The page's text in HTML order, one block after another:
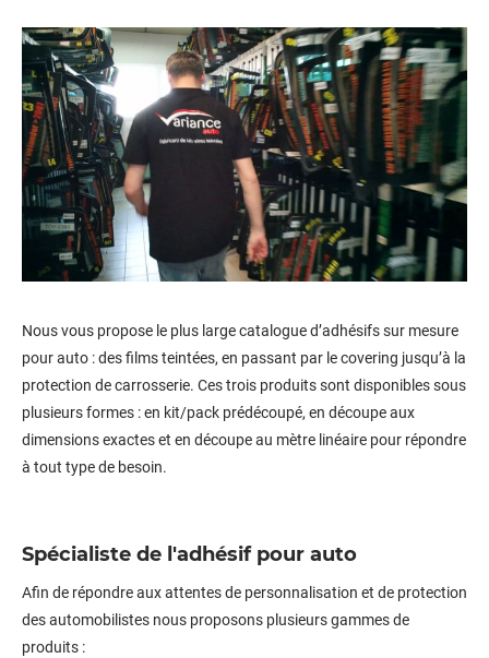
Nous vous propose le plus large catalogue d’adhésifs sur mesure
pour auto : des films teintées, en passant par le covering jusqu’à la
protection de carrosserie. Ces trois produits sont disponibles sous
plusieurs formes : en kit/pack prédécoupé, en découpe aux
dimensions exactes et en découpe au mètre linéaire pour répondre
à tout type de besoin.
Spécialiste de l'adhésif pour auto
Afin de répondre aux attentes de personnalisation et de protection
des automobilistes nous proposons plusieurs gammes de
produits :